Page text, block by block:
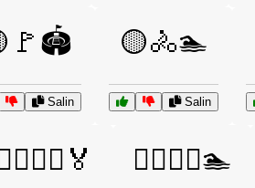
Salin
🟡🚴🏊
Salin
🤽‍♂️🤽‍♀️🏊